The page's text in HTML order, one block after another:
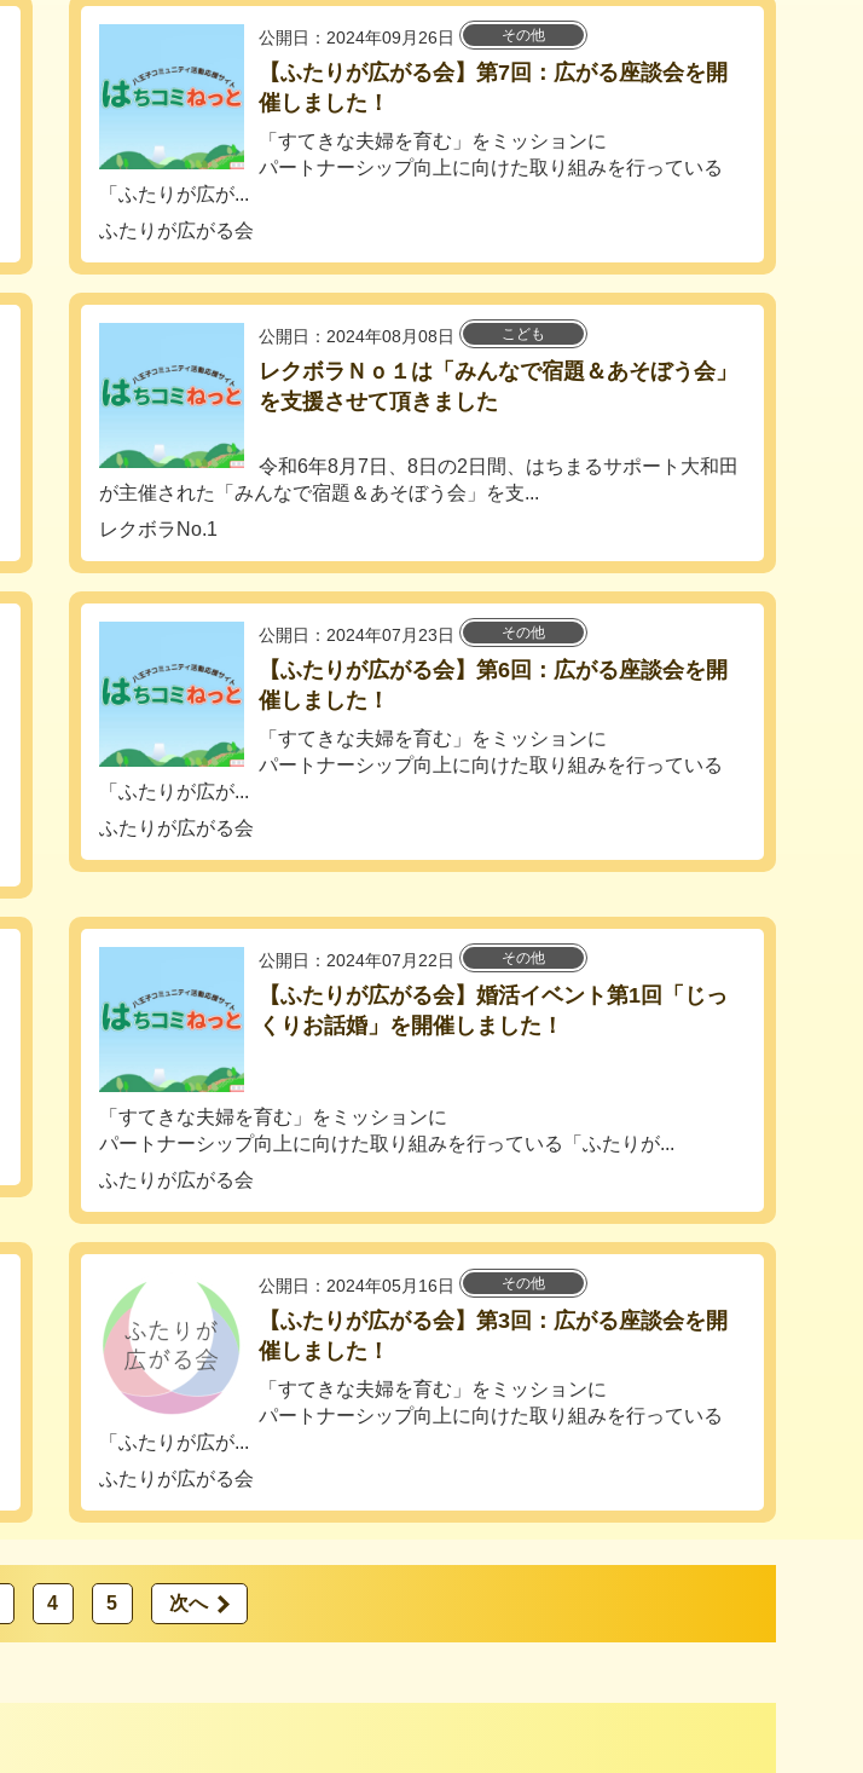
公開日：2024年09月26日 その他
【ふたりが広がる会】第7回：広がる座談会を開
催しました！
「すてきな夫婦を育む」をミッションに
パートナーシップ向上に向けた取り組みを行っている
「ふたりが広が...
ふたりが広がる会
公開日：2024年08月08日 こども
レクボラＮｏ１は「みんなで宿題＆あそぼう会」
を支援させて頂きました
令和6年8月7日、8日の2日間、はちまるサポート大和田
が主催された「みんなで宿題＆あそぼう会」を支...
レクボラNo.1
公開日：2024年07月23日 その他
【ふたりが広がる会】第6回：広がる座談会を開
催しました！
「すてきな夫婦を育む」をミッションに
パートナーシップ向上に向けた取り組みを行っている
「ふたりが広が...
ふたりが広がる会
公開日：2024年07月22日 その他
【ふたりが広がる会】婚活イベント第1回「じっ
くりお話婚」を開催しました！
「すてきな夫婦を育む」をミッションに
パートナーシップ向上に向けた取り組みを行っている「ふたりが...
ふたりが広がる会
公開日：2024年05月16日 その他
【ふたりが広がる会】第3回：広がる座談会を開
催しました！
「すてきな夫婦を育む」をミッションに
パートナーシップ向上に向けた取り組みを行っている
「ふたりが広が...
ふたりが広がる会
4 5 次へ